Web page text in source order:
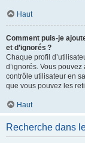
Haut
Comment puis-je
et d’ignorés ?
Chaque profil
d’ignorés. Vous
contrôle utilisateur en
que vous pouvez les
Haut
Recherche dans